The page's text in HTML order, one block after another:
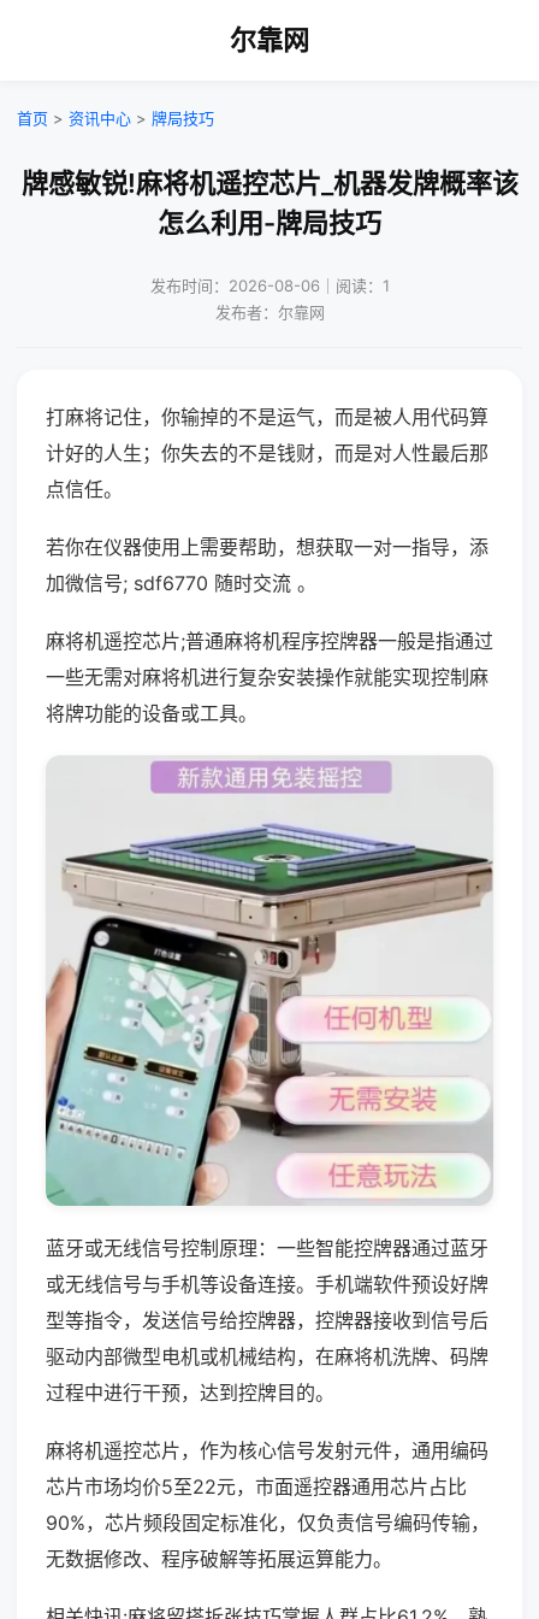
尔靠网
首页 > 资讯中心 > 牌局技巧
牌感敏锐!麻将机遥控芯片_机器发牌概率该
怎么利用-牌局技巧
发布时间：2026-08-06｜阅读：1
发布者：尔靠网
打麻将记住，你输掉的不是运气，而是被人用代码算
计好的人生；你失去的不是钱财，而是对人性最后那
点信任。
若你在仪器使用上需要帮助，想获取一对一指导，添
加微信号; sdf6770 随时交流 。
麻将机遥控芯片;普通麻将机程序控牌器一般是指通过
一些无需对麻将机进行复杂安装操作就能实现控制麻
将牌功能的设备或工具。
蓝牙或无线信号控制原理：一些智能控牌器通过蓝牙
或无线信号与手机等设备连接。手机端软件预设好牌
型等指令，发送信号给控牌器，控牌器接收到信号后
驱动内部微型电机或机械结构，在麻将机洗牌、码牌
过程中进行干预，达到控牌目的。
麻将机遥控芯片，作为核心信号发射元件，通用编码
芯片市场均价5至22元，市面遥控器通用芯片占比
90%，芯片频段固定标准化，仅负责信号编码传输，
无数据修改、程序破解等拓展运算能力。